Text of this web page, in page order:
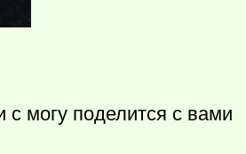
могу поделится с вами